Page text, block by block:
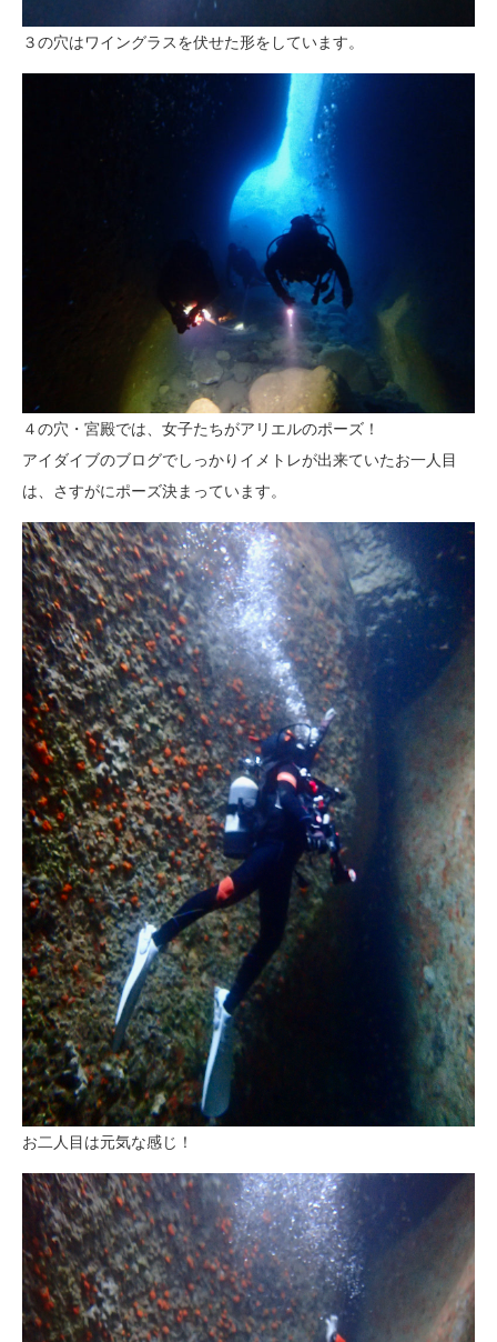
３の穴はワイングラスを伏せた形をしています。
４の穴・宮殿では、女子たちがアリエルのポーズ！
アイダイブのブログでしっかりイメトレが出来ていたお一人目
は、さすがにポーズ決まっています。
お二人目は元気な感じ！